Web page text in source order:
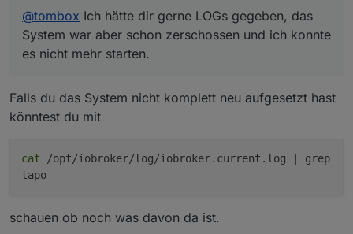
Bemerkt hatte ich das Problem auch erst, als ich
gesehen hatte, dass sich die Steckdosen nicht
einschalteten.
Ich wollte dann zum Testen manuell den Datenpunkt
einschaltet, das funktionierte aber auch nicht mehr. Er
hatte dann auch einen Fehler, aber den Wortlaut kann
ich dir leider auch nicht sagen. Es war aber nicht der
@tombox Ich hätte dir gerne LOGs gegeben, das
System war aber schon zerschossen und ich konnte
es nicht mehr starten.
Falls du das System nicht komplett neu aufgesetzt hast
könntest du mit
cat /opt/iobroker/log/iobroker.current.log | grep
tapo
schauen ob noch was davon da ist.